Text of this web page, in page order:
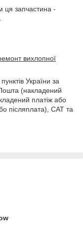
ця запчастина -
вихлопної
України за
(накладений
платіж або
післяплата), САТ та